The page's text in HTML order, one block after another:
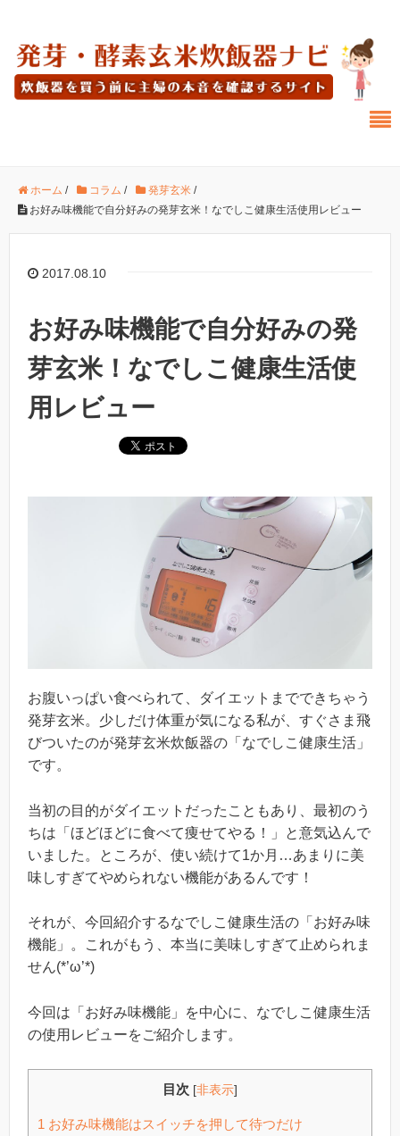
ホーム / コラム / 発芽玄米 /
お好み味機能で自分好みの発芽玄米！なでしこ健康生活使用レビュー
2017.08.10
お好み味機能で自分好みの発
芽玄米！なでしこ健康生活使
用レビュー
お腹いっぱい食べられて、ダイエットまでできちゃう
発芽玄米。少しだけ体重が気になる私が、すぐさま飛
びついたのが発芽玄米炊飯器の「なでしこ健康生活」
です。
当初の目的がダイエットだったこともあり、最初のう
ちは「ほどほどに食べて痩せてやる！」と意気込んで
いました。ところが、使い続けて1か月…あまりに美
味しすぎてやめられない機能があるんです！
それが、今回紹介するなでしこ健康生活の「お好み味
機能」。これがもう、本当に美味しすぎて止められま
せん(*’ω’*)
今回は「お好み味機能」を中心に、なでしこ健康生活
の使用レビューをご紹介します。
目次 [非表示]
1 お好み味機能はスイッチを押して待つだけ